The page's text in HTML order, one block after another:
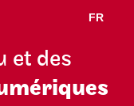
FR
et des